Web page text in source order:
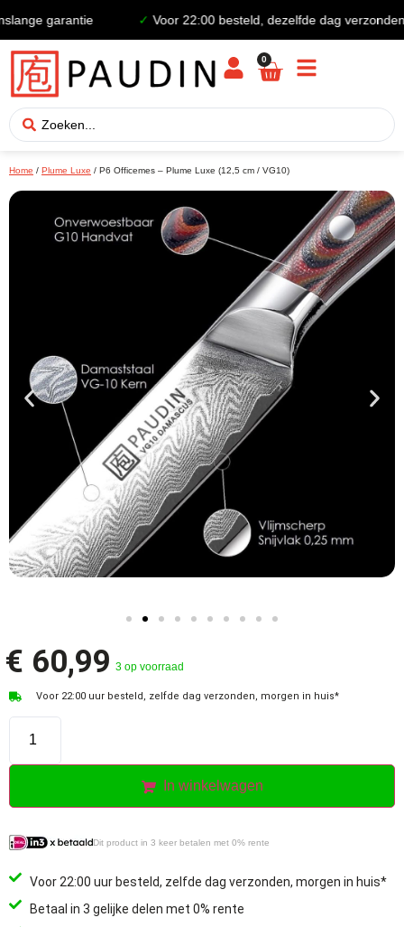
garantie Voor 22:00 besteld, dezelfde dag verzonden
0
Home / Plume Luxe / P6 Officemes – Plume Luxe (12,5 cm / VG10)
€ 60,99 3 op voorraad
Voor 22:00 uur besteld, zelfde dag verzonden, morgen in huis*
In winkelwagen
Dit product in 3 keer betalen met 0% rente
Voor 22:00 uur besteld, zelfde dag verzonden, morgen in huis*
Betaal in 3 gelijke delen met 0% rente